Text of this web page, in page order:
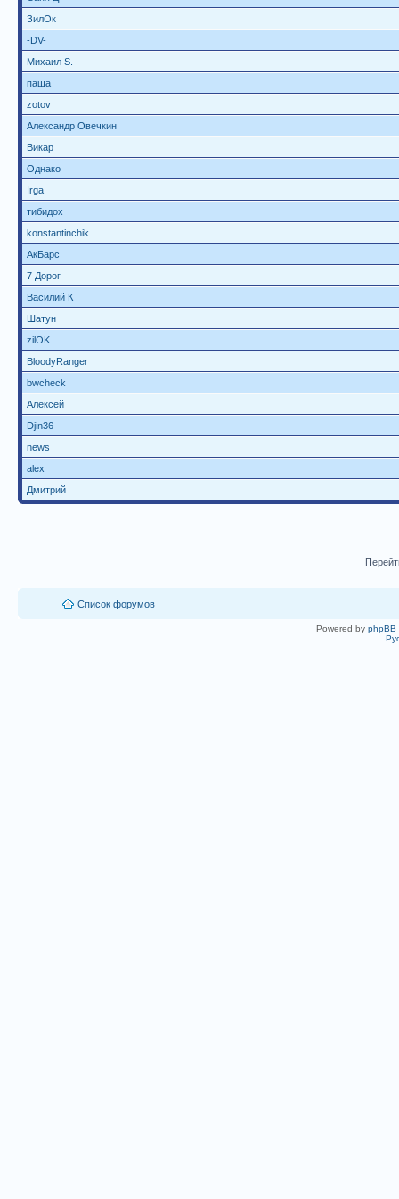
ЗилОк
-DV-
Михаил S.
паша
zotov
Александр Овечкин
Викар
Однако
Irga
тибидох
konstantinchik
АкБарс
7 Дорог
Василий К
Шатун
zilOK
BloodyRanger
bwcheck
Алексей
Djin36
news
alex
Дмитрий
Список форумов
Powered by phpBB